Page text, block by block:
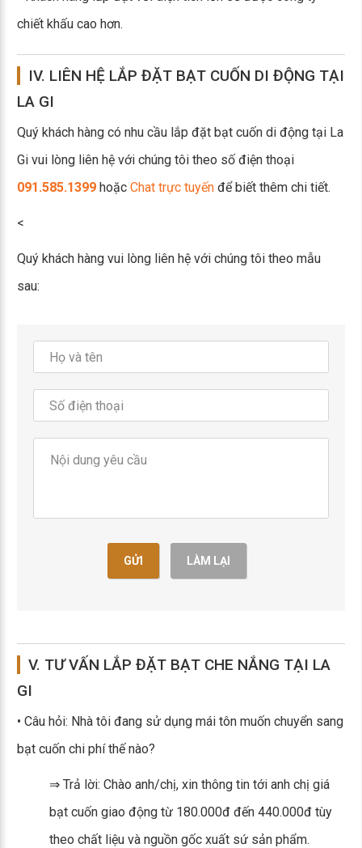
chiết khấu cao hơn.
IV. LIÊN HỆ LẮP ĐẶT BẠT CUỐN DI ĐỘNG TẠI
LA GI
Quý khách hàng có nhu cầu lắp đặt bạt cuốn di động tại La
Gi vui lòng liên hệ với chúng tôi theo số điện thoại
091.585.1399 hoặc Chat trực tuyến để biết thêm chi tiết.
<
Quý khách hàng vui lòng liên hệ với chúng tôi theo mẫu
sau:
GỬI LÀM LẠI
V. TƯ VẤN LẮP ĐẶT BẠT CHE NẮNG TẠI LA
GI
• Câu hỏi: Nhà tôi đang sử dụng mái tôn muốn chuyển sang
bạt cuốn chi phí thế nào?
⇒ Trả lời: Chào anh/chị, xin thông tin tới anh chị giá
bạt cuốn giao động từ 180.000đ đến 440.000đ tùy
theo chất liệu và nguồn gốc xuất sứ sản phẩm.